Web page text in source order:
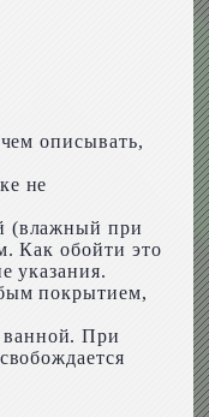
описывать,
не
(влажный при
Как обойти это
указания.
покрытием,
При